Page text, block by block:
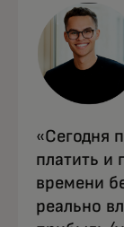
«Сегодня
платить и
времени
реально